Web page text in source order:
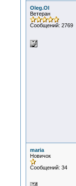
Oleg.Ol
Ветеран
Сообщений: 2769
maria
Новичок
Сообщений: 34